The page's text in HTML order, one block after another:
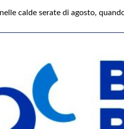
nelle calde serate di agosto,